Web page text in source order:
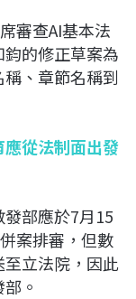
審查AI基本法
的修正草案為
、章節名稱到
從法制面出發
部應於7月15
案排審，但數
立法院，因此
。